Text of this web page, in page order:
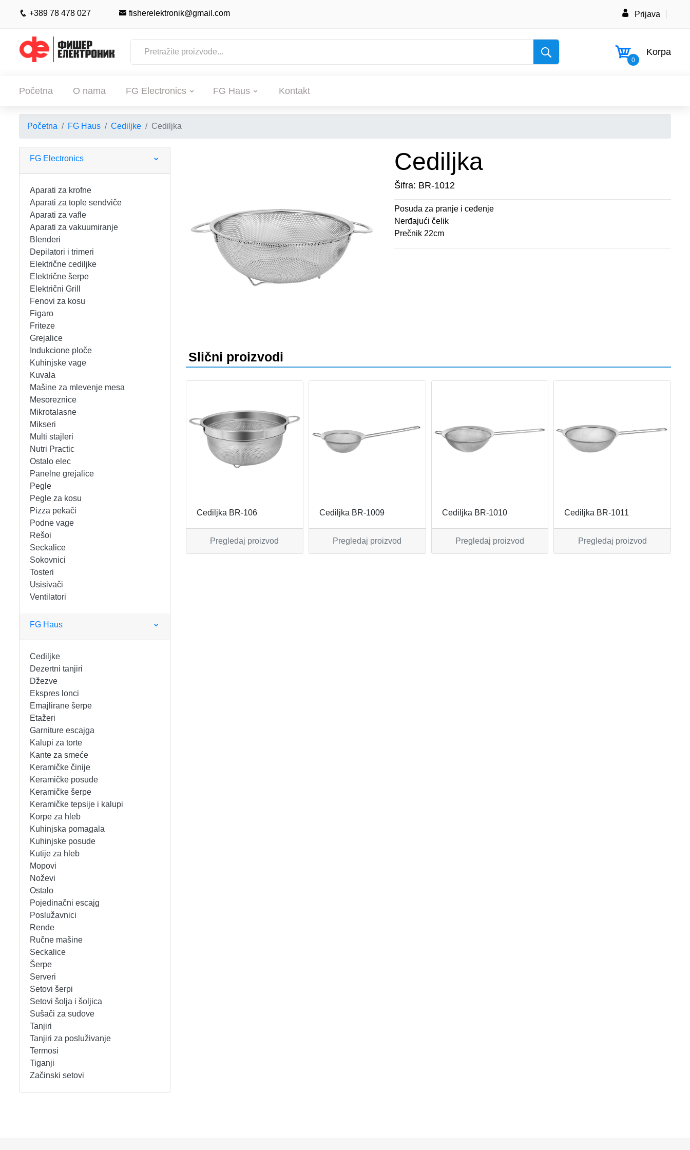
+389 78 478 027 fisherelektronik@gmail.com Prijava
0
Korpa
Početna O nama FG Electronics FG Haus Kontakt
POČETNA
APARATI ZA KROFNE
APARATI ZA TOPLE SENDVIČE
APARATI ZA VAFLE
APARATI ZA VAKUUMIRANJE
BLENDERI
DEPILATORI I TRIMERI
ELEKTRIČNE CEDILJKE
ELEKTRIČNE ŠERPE
ELEKTRIČNI GRILL
FENOVI ZA KOSU
FIGARO
FRITEZE
GREJALICE
INDUKCIONE PLOČE
KUHINJSKE VAGE
KUVALA
MAŠINE ZA MLEVENJE MESA
MIKROTALASNE
MIKSERI
MULTI STAJLERI
NUTRI PRACTIC
OSTALO ELEC
PANELNE GREJALICE
PEGLE
PEGLE ZA KOSU
PIZZA PEKAČI
PODNE VAGE
REŠOI
SECKALICE
SOKOVNICI
TOSTERI
USISIVAČI
VENTILATORI
FG HAUS
CEDILJKE
DEZERTNI TANJIRI
DŽEZVE
EKSPRES LONCI
EMAJLIRANE ŠERPE
ETAŽERI
GARNITURE ESCAJGA
KALUPI ZA TORTE
KANTE ZA SMEĆE
KERAMIČKE ČINIJE
KERAMIČKE POSUDE
KERAMIČKE ŠERPE
KERAMIČKE TEPSIJE I KALUPI
KORPE ZA HLEB
KUHINJSKA POMAGALA
KUHINJSKE POSUDE
MOPOVI
NOŽEVI
OSTALO
POJEDINAČNI ESCAJG
POSLUŽAVNICI
RENDE
RUČNE MAŠINE
SECKALICE
ŠERPE
SERVERI
SETOVI ŠERPI
SETOVI ŠOLJA I ŠOLJICA
SUŠAČI ZA SUDOVE
TANJIRI
TANJIRI ZA POSLUŽIVANJE
TERMOSI
TIGANJI
KONTAKT
+389 78 478 027 Prijava
Početna FG Haus Cediljke Cediljka
FG Electronics
Aparati za krofne
Aparati za tople sendviče
Aparati za vafle
Aparati za vakuumiranje
Blenderi
Depilatori i trimeri
Električne cediljke
Električne šerpe
Električni Grill
Fenovi za kosu
Figaro
Friteze
Grejalice
Indukcione ploče
Kuhinjske vage
Kuvala
Mašine za mlevenje mesa
Mesoreznice
Mikrotalasne
Mikseri
Multi stajleri
Nutri Practic
Ostalo elec
Panelne grejalice
Pegle
Pegle za kosu
Pizza pekači
Podne vage
Rešoi
Seckalice
Sokovnici
Tosteri
Usisivači
Ventilatori
FG Haus
Cediljke
Dezertni tanjiri
Džezve
Ekspres lonci
Emajlirane šerpe
Etažeri
Garniture escajga
Kalupi za torte
Kante za smeće
Keramičke činije
Keramičke posude
Keramičke šerpe
Keramičke tepsije i kalupi
Korpe za hleb
Kuhinjska pomagala
Kuhinjske posude
Kutije za hleb
Mopovi
Noževi
Ostalo
Pojedinačni escajg
Poslužavnici
Rende
Ručne mašine
Seckalice
Šerpe
Serveri
Setovi šerpi
Setovi šolja i šoljica
Sušači za sudove
Tanjiri
Tanjiri za posluživanje
Termosi
Tiganji
Začinski setovi
Cediljka
Šifra: BR-1012
Posuda za pranje i ceđenje
Nerđajući čelik
Prečnik 22cm
Slični proizvodi
Cediljka BR-106
Pregledaj proizvod
Cediljka BR-1009
Pregledaj proizvod
Cediljka BR-1010
Pregledaj proizvod
Cediljka BR-1011
Pregledaj proizvod